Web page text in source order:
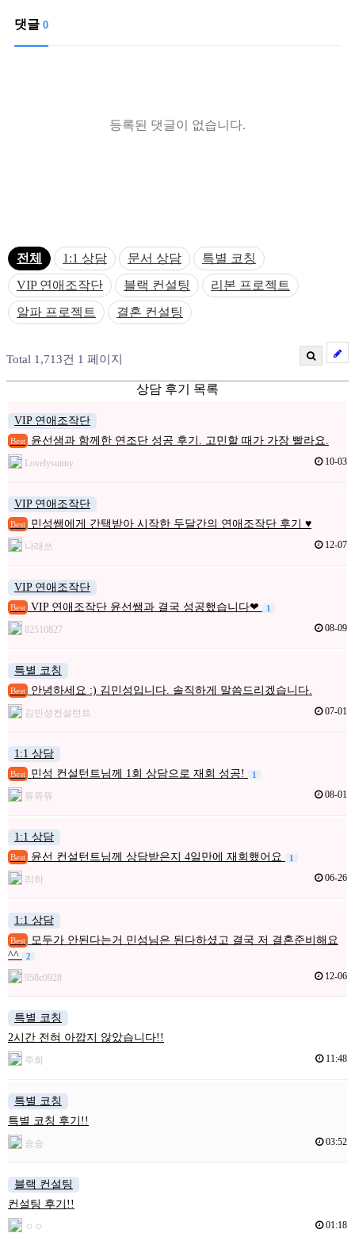
댓글 0
등록된 댓글이 없습니다.
전체 1:1 상담 문서 상담
특별 코칭
VIP 연애조작단
블랙 컨설팅
리본 프로젝트
알파 프로젝트
결혼 컨설팅
Total 1,713건 1 페이지
상담 후기 목록
VIP 연애조작단
Best 윤선샘과 함께한 연조단 성공 후기. 고민할 때가 가장 빨라요.
Lovelysunny 10-03
VIP 연애조작단
Best 민성쌤에게 간택받아 시작한 두달간의 연애조작단 후기 ♥
나래쓰 12-07
VIP 연애조작단
Best VIP 연애조작단 윤선쌤과 결국 성공했습니다❤ 1
82510827 08-09
특별 코칭
Best 안녕하세요 :) 김민성입니다. 솔직하게 말씀드리겠습니다.
김민성컨설턴트 07-01
1:1 상담
Best 민성 컨설턴트님께 1회 상담으로 재회 성공! 1
뜌뜌뜌 08-01
1:1 상담
Best 윤선 컨설턴트님께 상담받은지 4일만에 재회했어요 1
리하 06-26
1:1 상담
Best
모두가 안된다는거 민성님은 된다하셨고 결국 저 결혼준비해요
^^
2
958c0928 12-06
특별 코칭
2시간 전혀 아깝지 않았습니다!!
주희 11:48
특별 코칭
특별 코칭 후기!!
송송 03:52
블랙 컨설팅
컨설팅 후기!!
ㅇㅇ 01:18